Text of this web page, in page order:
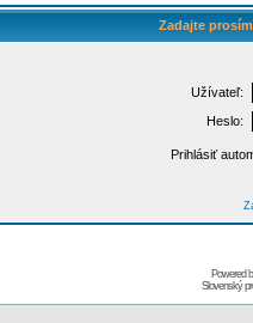
Zadajte
Užívateľ:
Heslo:
Prihlásiť
Powered
Slovenský